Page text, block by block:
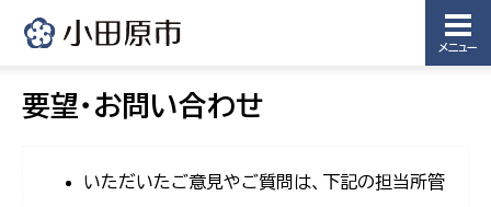
メニュー
要望・お問い合わせ
いただいたご意見やご質問は、下記の担当所管